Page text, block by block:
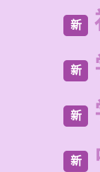
新
新
新
新